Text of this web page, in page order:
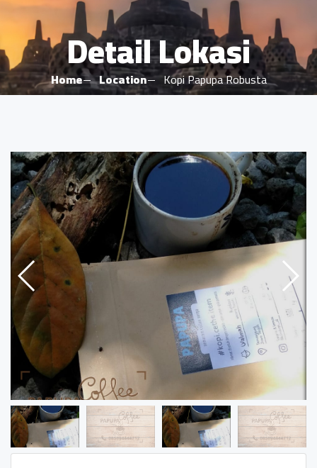
Detail Lokasi
Home Location Kopi Papupa Robusta